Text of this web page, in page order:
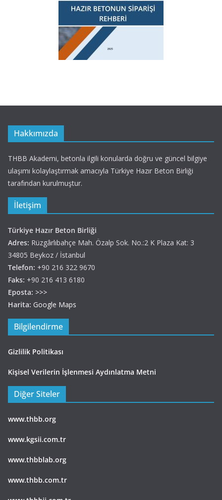
Hakkımızda
THBB Akademi, betonla ilgili konularda doğru ve güncel bilgiye
ulaşımı kolaylaştırmak amacıyla Türkiye Hazır Beton Birliği
tarafından kurulmuştur.
İletişim
Türkiye Hazır Beton Birliği
Adres: Rüzgârlıbahçe Mah. Özalp Sok. No.:2 K Plaza Kat: 3
34805 Beykoz / İstanbul
Telefon: +90 216 322 9670
Faks: +90 216 413 6180
Eposta: >>>
Harita: Google Maps
Bilgilendirme
Gizlilik Politikası
Kişisel Verilerin İşlenmesi Aydınlatma Metni
Diğer Siteler
www.thbb.org
www.kgsii.com.tr
www.thbblab.org
www.thbb.com.tr